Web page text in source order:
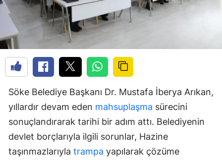
Söke Belediye Başkanı Dr. Mustafa İberya Arıkan,
yıllardır devam eden mahsuplaşma sürecini
sonuçlandırarak tarihi bir adım attı. Belediyenin
devlet borçlarıyla ilgili sorunlar, Hazine
taşınmazlarıyla trampa yapılarak çözüme